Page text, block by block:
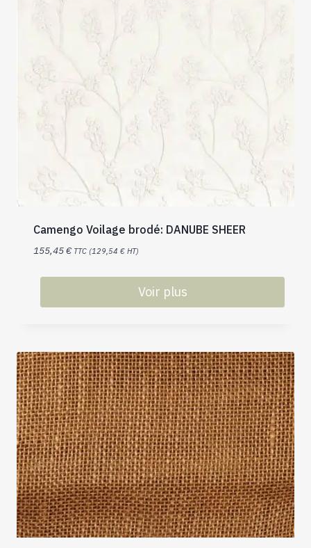
Camengo Voilage brodé: DANUBE SHEER
155,45€ TTC (129,54 € HT)
Voir plus